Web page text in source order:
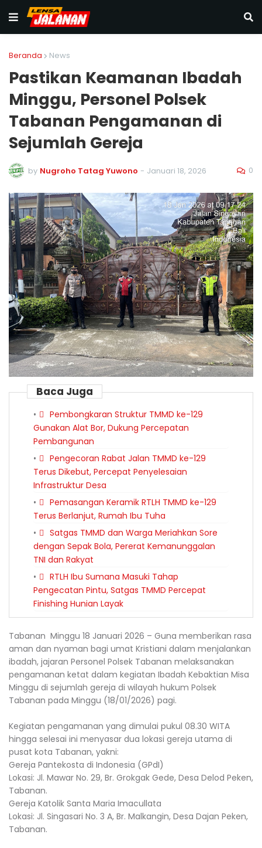
Beranda News
Pastikan Keamanan Ibadah
Minggu, Personel Polsek
Tabanan Pengamanan di
Sejumlah Gereja
by Nugroho Tatag Yuwono - Januari 18, 2026 0
Baca Juga
Pembongkaran Struktur TMMD ke-129
Gunakan Alat Bor, Dukung Percepatan
Pembangunan
Pengecoran Rabat Jalan TMMD ke-129
Terus Dikebut, Percepat Penyelesaian
Infrastruktur Desa
Pemasangan Keramik RTLH TMMD ke-129
Terus Berlanjut, Rumah Ibu Tuha
Satgas TMMD dan Warga Meriahkan Sore
dengan Sepak Bola, Pererat Kemanunggalan
TNI dan Rakyat
RTLH Ibu Sumana Masuki Tahap
Pengecatan Pintu, Satgas TMMD Percepat
Finishing Hunian Layak
Tabanan Minggu 18 Januari 2026 – Guna memberikan rasa
aman dan nyaman bagi umat Kristiani dalam menjalankan
ibadah, jajaran Personel Polsek Tabanan melaksanakan
pengamanan ketat dalam kegiatan Ibadah Kebaktian Misa
Minggu di sejumlah gereja di wilayah hukum Polsek
Tabanan pada Minggu (18/01/2026) pagi.
​Kegiatan pengamanan yang dimulai pukul 08.30 WITA
hingga selesai ini menyasar dua lokasi gereja utama di
pusat kota Tabanan, yakni:
​Gereja Pantekosta di Indonesia (GPdI)
​Lokasi: Jl. Mawar No. 29, Br. Grokgak Gede, Desa Delod Peken,
Tabanan.
​Gereja Katolik Santa Maria Imacullata
​Lokasi: Jl. Singasari No. 3 A, Br. Malkangin, Desa Dajan Peken,
Tabanan.